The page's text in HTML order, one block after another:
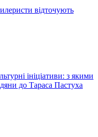
відточують
ініціативи: з якими
до Тараса Пастуха